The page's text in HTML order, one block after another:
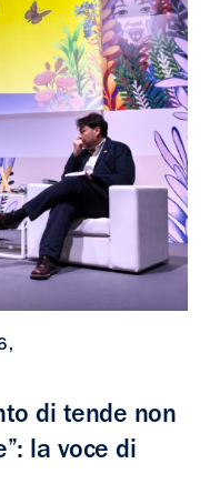
di tende non
la voce di